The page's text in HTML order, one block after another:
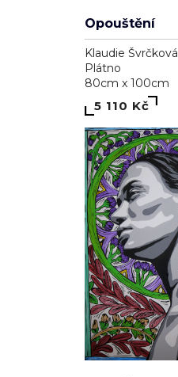
Opouštění
Klaudie Švrčková
Plátno
80cm x 100cm
5 110 Kč